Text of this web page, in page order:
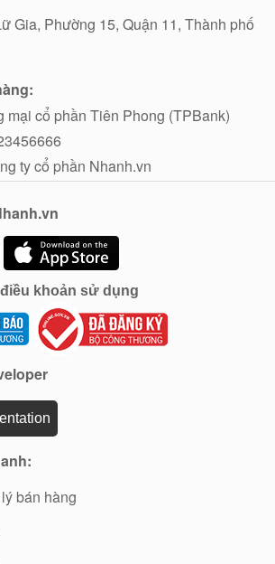
Gia, Phường 15, Quận 11, Thành phố
mại cổ phần Tiên Phong (TPBank)
ty cổ phần Nhanh.vn
khoản sử dụng
bán hàng